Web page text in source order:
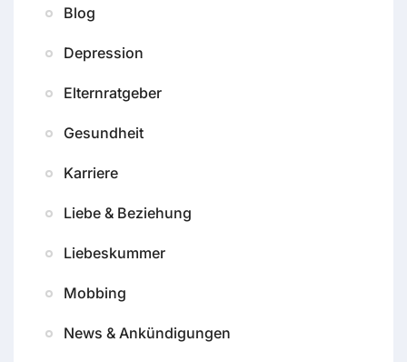
Blog
Depression
Elternratgeber
Gesundheit
Karriere
Liebe & Beziehung
Liebeskummer
Mobbing
News & Ankündigungen